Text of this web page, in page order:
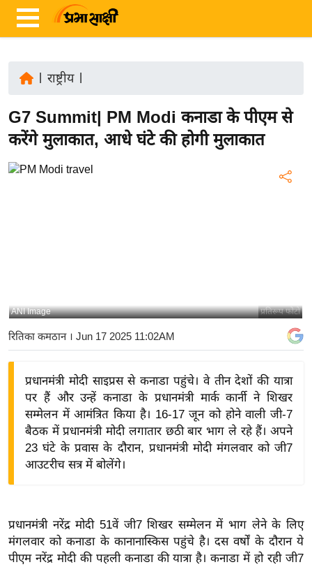
ज़ा
ख
र
ष्ट्री
य
बि
द्यो
त
वि
शे
राष्ट्रीय|
G7 Summit| PM Modi कनाडा के पीएम से
करेंगे मुलाकात, आधे घंटे की होगी मुलाकात
प्रतिरूप फोटो
ANI Image
रितिका कमठान। Jun 17 2025 11:02AM
प्रधानमंत्री मोदी साइप्रस से कनाडा पहुंचे। वे तीन देशों की यात्रा
पर हैं और उन्हें कनाडा के प्रधानमंत्री मार्क कार्नी ने शिखर
सम्मेलन में आमंत्रित किया है। 16-17 जून को होने वाली जी-7
बैठक में प्रधानमंत्री मोदी लगातार छठी बार भाग ले रहे हैं। अपने
23 घंटे के प्रवास के दौरान, प्रधानमंत्री मोदी मंगलवार को जी7
आउटरीच सत्र में बोलेंगे।
प्रधानमंत्री नरेंद्र मोदी 51वें जी7 शिखर सम्मेलन में भाग लेने के लिए
मंगलवार को कनाडा के कानानास्किस पहुंचे है। दस वर्षों के दौरान ये
पीएम नरेंद्र मोदी की पहली कनाडा की यात्रा है। कनाडा में हो रही जी7